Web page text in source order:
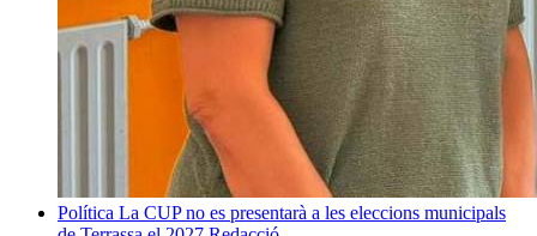
Política La CUP no es presentarà a les eleccions municipals